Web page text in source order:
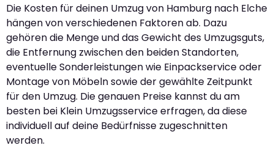
Die Kosten für deinen Umzug von Hamburg nach Elche
hängen von verschiedenen Faktoren ab. Dazu
gehören die Menge und das Gewicht des Umzugsguts,
die Entfernung zwischen den beiden Standorten,
eventuelle Sonderleistungen wie Einpackservice oder
Montage von Möbeln sowie der gewählte Zeitpunkt
für den Umzug. Die genauen Preise kannst du am
besten bei Klein Umzugsservice erfragen, da diese
individuell auf deine Bedürfnisse zugeschnitten
werden.